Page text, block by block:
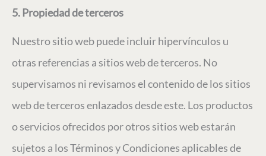
5. Propiedad de terceros
Nuestro sitio web puede incluir hipervínculos u
otras referencias a sitios web de terceros. No
supervisamos ni revisamos el contenido de los sitios
web de terceros enlazados desde este. Los productos
o servicios ofrecidos por otros sitios web estarán
sujetos a los Términos y Condiciones aplicables de